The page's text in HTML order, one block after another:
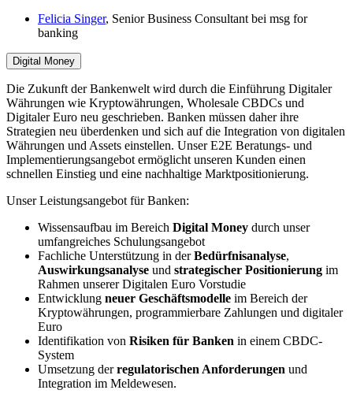
Felicia Singer, Senior Business Consultant bei msg for
banking
Digital Money
Die Zukunft der Bankenwelt wird durch die Einführung Digitaler
Währungen wie Kryptowährungen, Wholesale CBDCs und
Digitaler Euro neu geschrieben. Banken müssen daher ihre
Strategien neu überdenken und sich auf die Integration von digitalen
Währungen und Assets einstellen. Unser E2E Beratungs-​​ und
Implementierungsangebot ermöglicht unseren Kunden einen
schnellen Einstieg und eine nachhaltige Marktpositionierung.
Unser Leistungsangebot für Banken:
Wissensaufbau im Bereich Digital Money durch unser
umfangreiches Schulungsangebot
Fachliche Unterstützung in derBedürfnisanalyse,
Auswirkungsanalyse und strategischer Positionierung im
Rahmen unserer Digitalen Euro Vorstudie
Entwicklung neuer Geschäftsmodelle im Bereich der
Kryptowährungen, programmierbare Zahlungen und digitaler
Euro
Identifikation von Risiken für Banken in einem CBDC-​​
System
Umsetzung derregulatorischen Anforderungen und
Integration im Meldewesen.